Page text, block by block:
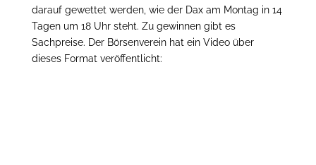
darauf gewettet werden, wie der Dax am Montag in 14
Tagen um 18 Uhr steht. Zu gewinnen gibt es
Sachpreise. Der Börsenverein hat ein Video über
dieses Format veröffentlicht: